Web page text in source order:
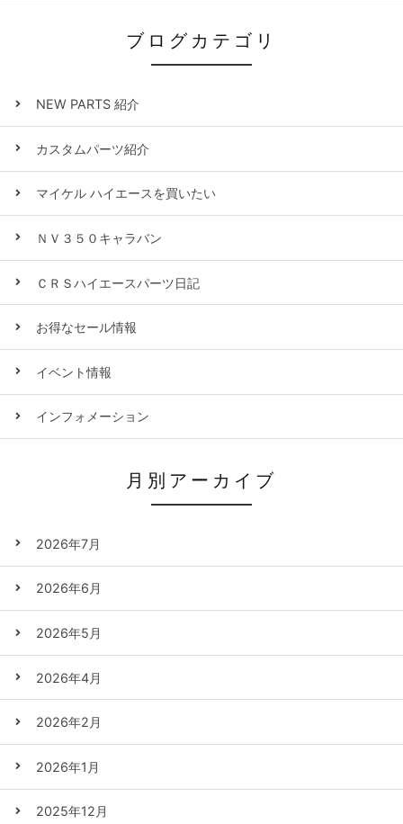
ブログカテゴリ
NEW PARTS 紹介
カスタムパーツ紹介
マイケル ハイエースを買いたい
ＮＶ３５０キャラバン
ＣＲＳハイエースパーツ日記
お得なセール情報
イベント情報
インフォメーション
月別アーカイブ
2026年7月
2026年6月
2026年5月
2026年4月
2026年2月
2026年1月
2025年12月